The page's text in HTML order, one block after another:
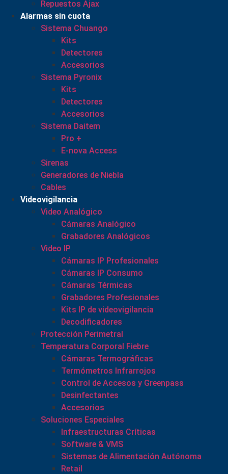
Repuestos Ajax
Alarmas sin cuota
Sistema Chuango
Kits
Detectores
Accesorios
Sistema Pyronix
Kits
Detectores
Accesorios
Sistema Daitem
Pro +
E-nova Access
Sirenas
Generadores de Niebla
Cables
Videovigilancia
Video Analógico
Cámaras Analógico
Grabadores Analógicos
Video IP
Cámaras IP Profesionales
Cámaras IP Consumo
Cámaras Térmicas
Grabadores Profesionales
Kits IP de videovigilancia
Decodificadores
Protección Perimetral
Temperatura Corporal Fiebre
Cámaras Termográficas
Termómetros Infrarrojos
Control de Accesos y Greenpass
Desinfectantes
Accesorios
Soluciones Especiales
Infraestructuras Críticas
Software & VMS
Sistemas de Alimentación Autónoma
Retail